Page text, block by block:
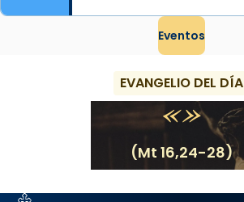
Eventos
EVANGELIO DEL DÍA
(Mt 16,24-28)